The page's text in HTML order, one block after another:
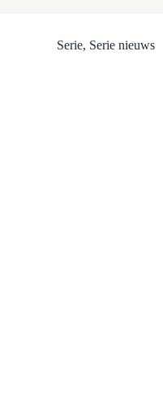
Serie, Serie nieuws